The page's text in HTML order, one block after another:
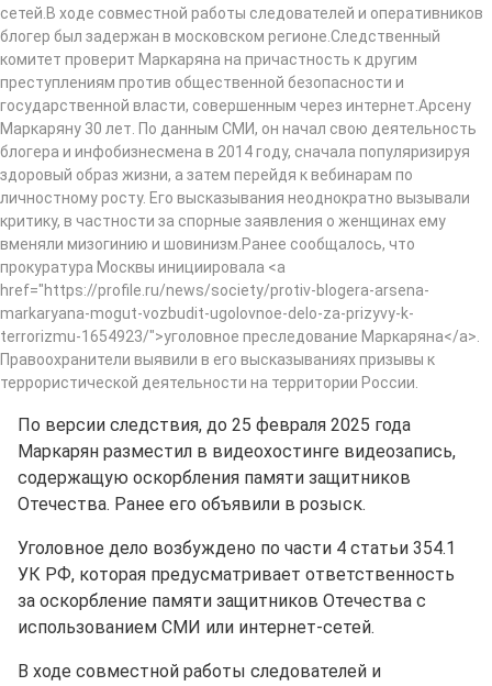
сетей.В ходе совместной работы следователей и оперативников
блогер был задержан в московском регионе.Следственный
комитет проверит Маркаряна на причастность к другим
преступлениям против общественной безопасности и
государственной власти, совершенным через интернет.Арсену
Маркаряну 30 лет. По данным СМИ, он начал свою деятельность
блогера и инфобизнесмена в 2014 году, сначала популяризируя
здоровый образ жизни, а затем перейдя к вебинарам по
личностному росту. Его высказывания неоднократно вызывали
критику, в частности за спорные заявления о женщинах ему
вменяли мизогинию и шовинизм.Ранее сообщалось, что
прокуратура Москвы инициировала <a
href="https://profile.ru/news/society/protiv-blogera-arsena-
markaryana-mogut-vozbudit-ugolovnoe-delo-za-prizyvy-k-
terrorizmu-1654923/">уголовное преследование Маркаряна</a>.
Правоохранители выявили в его высказываниях призывы к
террористической деятельности на территории России.
По версии следствия, до 25 февраля 2025 года
Маркарян разместил в видеохостинге видеозапись,
содержащую оскорбления памяти защитников
Отечества. Ранее его объявили в розыск.
Уголовное дело возбуждено по части 4 статьи 354.1
УК РФ, которая предусматривает ответственность
за оскорбление памяти защитников Отечества с
использованием СМИ или интернет-сетей.
В ходе совместной работы следователей и